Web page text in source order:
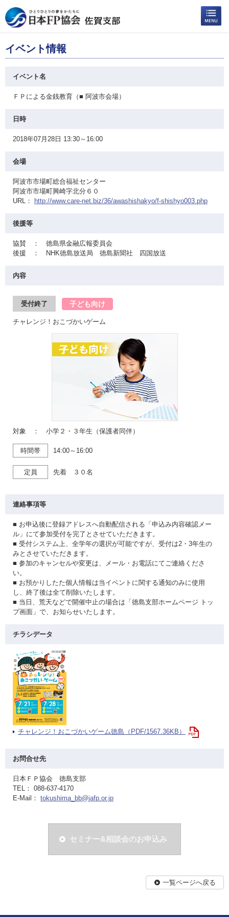
イベント情報
イベント名
ＦＰによる金銭教育（■ 阿波市会場）
日時
2018年07月28日 13:30～16:00
会場
阿波市市場町総合福祉センター
阿波市市場町興崎字北分６０
URL：
http://www.care-net.biz/36/awashishakyo/f-shishyo003.php
後援等
協賛 ： 徳島県金融広報委員会
後援 ： NHK徳島放送局 徳島新聞社 四国放送
内容
受付終了 子ども向け
チャレンジ！おこづかいゲーム
対象 ： 小学２・３年生（保護者同伴）
時間帯 14:00～16:00
定員 先着 ３０名
連絡事項等
■ お申込後に登録アドレスへ自動配信される「申込み内容確認メー
ル」にて参加受付を完了とさせていただきます。
■ 受付システム上、全学年の選択が可能ですが、受付は2・3年生の
みとさせていただきます。
■ 参加のキャンセルや変更は、メール・お電話にてご連絡くださ
い。
■ お預かりしたた個人情報は当イベントに関する通知のみに使用
し、終了後は全て削除いたします。
■ 当日、荒天などで開催中止の場合は「徳島支部ホームページ トッ
プ画面」で、お知らせいたします。
チラシデータ
チャレンジ！おこづかいゲーム徳島（PDF/1567.36KB）
お問合せ先
日本ＦＰ協会 徳島支部
TEL： 088-637-4170
E-Mail： tokushima_bb@jafp.or.jp
セミナー&相談会のお申込み
一覧ページへ戻る